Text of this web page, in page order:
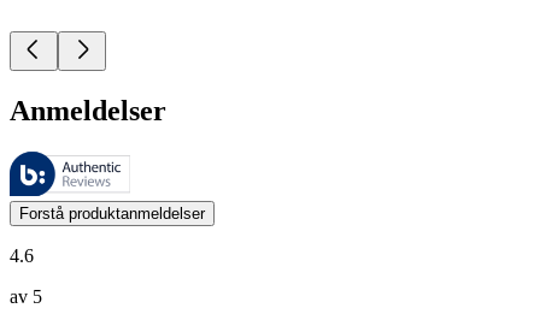
Anmeldelser
Disse anmeldelsene forvaltes av Bazaarvoice og overholder
Kundenes meninger i form av produkt- og stjernevurdering er
Forstå produktanmeldelser
4.6
av 5